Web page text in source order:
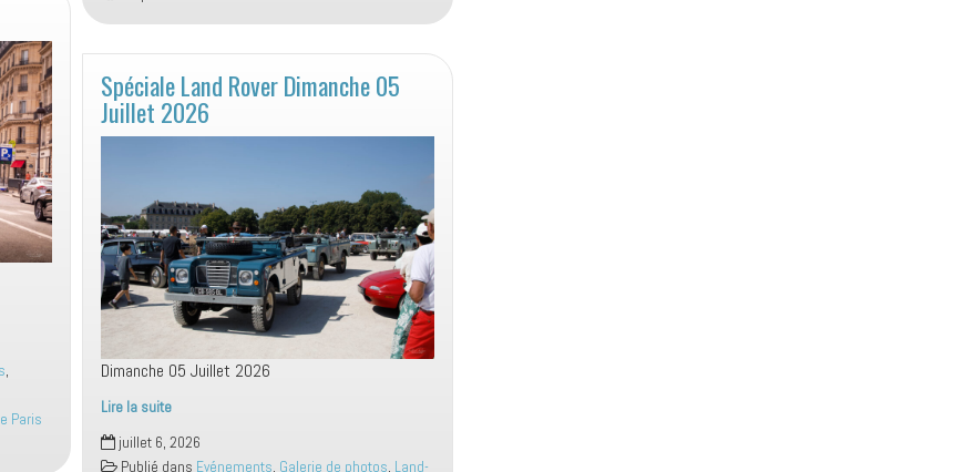
,
Paris
Spéciale Land Rover Dimanche 05
Juillet 2026
Dimanche 05 Juillet 2026
Lire la suite
Spéciale
Landjuillet 6, 2026
Publié dans Evénements, Galerie de photos, Land-